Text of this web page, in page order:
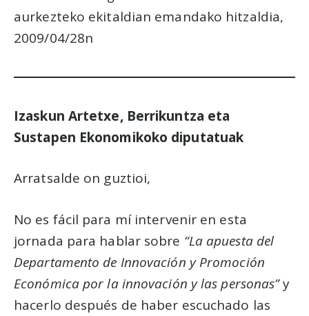
aurkezteko ekitaldian emandako hitzaldia,
2009/04/28n
Izaskun Artetxe, Berrikuntza eta
Sustapen Ekonomikoko diputatuak
Arratsalde on guztioi,
No es fácil para mí intervenir en esta
jornada para hablar sobre “La apuesta del
Departamento de Innovación y Promoción
Económica por la innovación y las personas”y
hacerlo después de haber escuchado las